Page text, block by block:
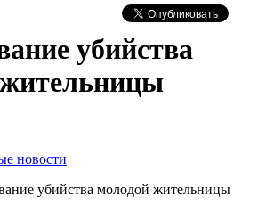
убийства
новости